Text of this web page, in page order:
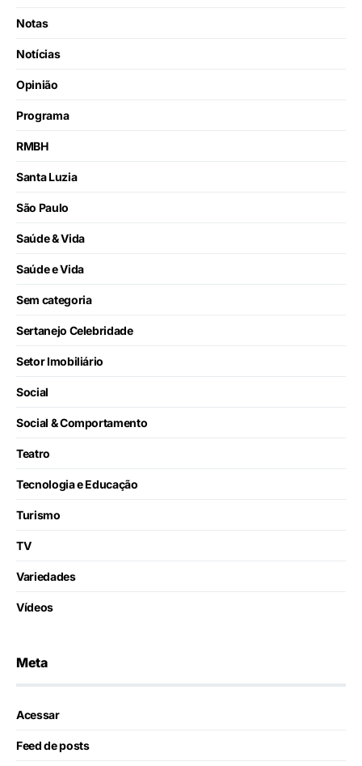
Notas
Notícias
Opinião
Programa
RMBH
Santa Luzia
São Paulo
Saúde & Vida
Saúde e Vida
Sem categoria
Sertanejo Celebridade
Setor Imobiliário
Social
Social & Comportamento
Teatro
Tecnologia e Educação
Turismo
TV
Variedades
Vídeos
Meta
Acessar
Feed de posts